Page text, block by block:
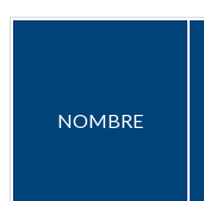
NOMBRE